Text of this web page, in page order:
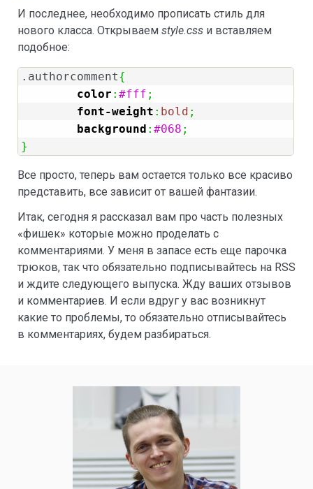
И последнее, необходимо прописать стиль для
нового класса. Открываем style.css и вставляем
подобное:
.authorcomment{
color : #fff ;
font-weight : bold ;
background : #068 ;
}
Все просто, теперь вам остается только все красиво
представить, все зависит от вашей фантазии.
Итак, сегодня я рассказал вам про часть полезных
«фишек» которые можно проделать с
комментариями. У меня в запасе есть еще парочка
трюков, так что обязательно подписывайтесь на RSS
и ждите следующего выпуска. Жду ваших отзывов
и комментариев. И если вдруг у вас возникнут
какие то проблемы, то обязательно отписывайтесь
в комментариях, будем разбираться.